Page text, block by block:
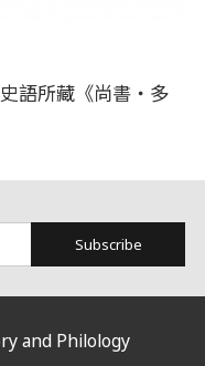
語所藏《尚書‧多
Subscribe
and Philology